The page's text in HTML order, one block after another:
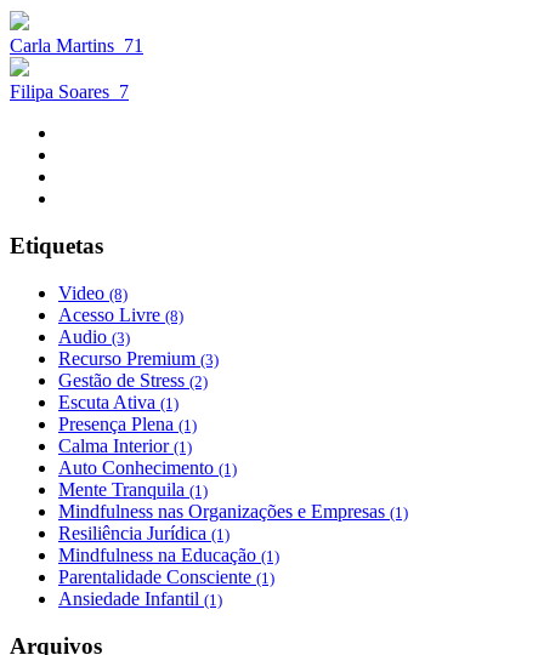
Carla Martins 71
Filipa Soares 7
Etiquetas
Video (8)
Acesso Livre (8)
Audio (3)
Recurso Premium (3)
Gestão de Stress (2)
Escuta Ativa (1)
Presença Plena (1)
Calma Interior (1)
Auto Conhecimento (1)
Mente Tranquila (1)
Mindfulness nas Organizações e Empresas (1)
Resiliência Jurídica (1)
Mindfulness na Educação (1)
Parentalidade Consciente (1)
Ansiedade Infantil (1)
Arquivos